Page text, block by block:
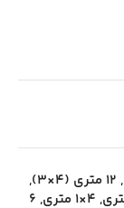
, 12 متری (4×3)
,
, 4×1 متری ,
6